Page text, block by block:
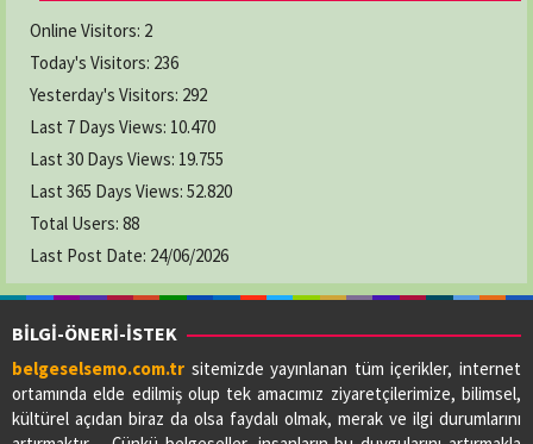
Online Visitors: 2
Today's Visitors: 236
Yesterday's Visitors: 292
Last 7 Days Views: 10.470
Last 30 Days Views: 19.755
Last 365 Days Views: 52.820
Total Users: 88
Last Post Date: 24/06/2026
BİLGİ-ÖNERİ-İSTEK
belgeselsemo.com.tr sitemizde yayınlanan tüm içerikler, internet
ortamında elde edilmiş olup tek amacımız ziyaretçilerimize, bilimsel,
kültürel açıdan biraz da olsa faydalı olmak, merak ve ilgi durumlarını